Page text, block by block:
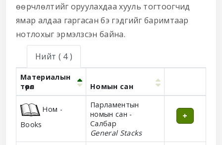
өөрчлөлтийг оруулахдаа хууль тогтоогчид
ямар алдаа гаргасан бэ гэдгийг баримтаар
нотлохыг эрмэлзсэн байна.
Нийт ( 4 )
Материалын
төрөл
Номын сан
Ном -
Books
Парламентын
номын сан -
Салбар
General Stacks